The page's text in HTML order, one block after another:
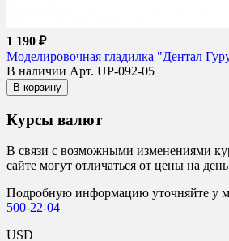
1 190 ₽
Моделировочная гладилка "Дентал
В наличии Арт. UP-092-05
В корзину
Курсы валют
В связи с возможными изменениями
сайте могут отличаться от цены на
Подробную информацию уточняйте у
500-22-04
USD